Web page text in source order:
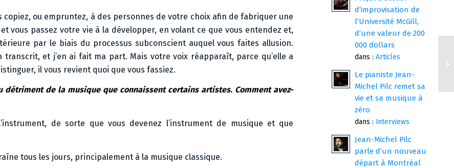
copiez, ou empruntez, à des personnes de votre choix afin de fabriquer une
vous passez votre vie à la développer, en volant ce que vous entendez et,
par le biais du processus subconscient auquel vous faites allusion.
et j’en ai fait ma part. Mais votre voix réapparaît, parce qu’elle a
il vous revient quoi que vous fassiez.
de la musique que connaissent certains artistes. Comment avez-
de sorte que vous devenez l’instrument de musique et que
tous les jours, principalement à la musique classique.
d’improvisation de
l’Université McGill,
d’une valeur de 200
000 dollars
dans : Articles
Le pianiste Jean-
Michel Pilc remet sa
vie et sa musique à
zéro
dans : Interviews
Jean-Michel Pilc
parle d’un nouveau
départ à Montréal